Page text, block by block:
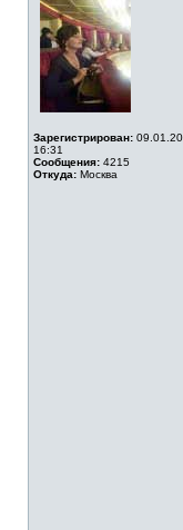
Зарегистрирован:
16:31
Сообщения: 4215
Откуда: Москва